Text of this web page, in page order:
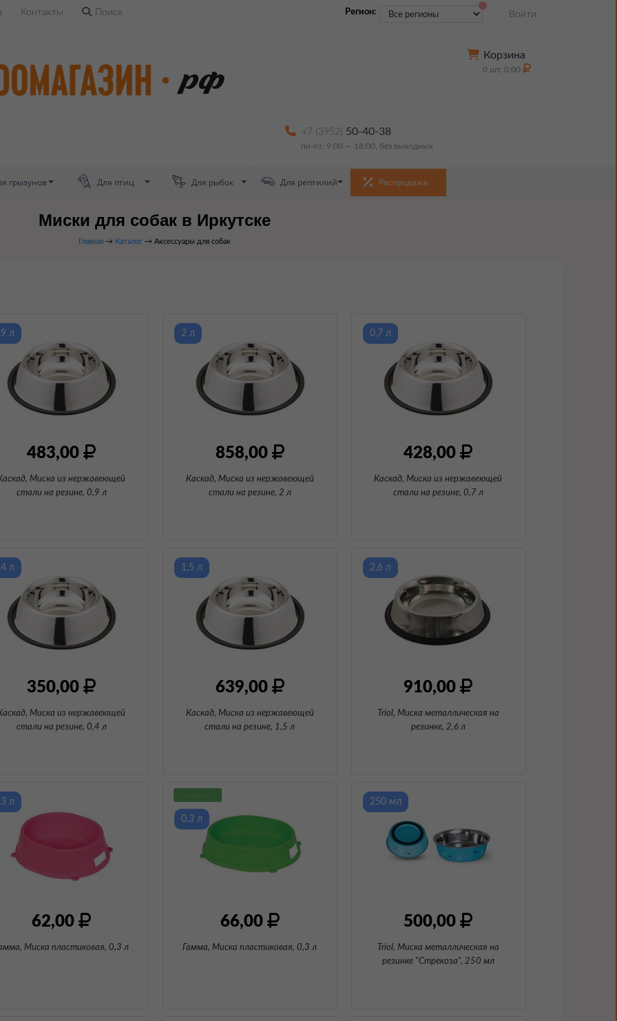
Контакты Поиск Регион: Войти
Корзина
0 шт, 0,00
+7 (3952) 50-40-38
пн-пт: 9:00 — 18:00, без выходных
грызунов Для птиц Для рыбок Для рептилий Распродажа
Миски для собак в Иркутске
Главная→ Каталог→ Аксессуары для собак
483,00
л
Миска из нержавеющей
стали на резине, 0,9 л
858,00
2 л
Каскад, Миска из нержавеющей
стали на резине, 2 л
428,00
0,7 л
Каскад, Миска из нержавеющей
стали на резине, 0,7 л
350,00
л
Миска из нержавеющей
стали на резине, 0,4 л
639,00
1,5 л
Каскад, Миска из нержавеющей
стали на резине, 1,5 л
910,00
2,6 л
Triol, Миска металлическая на
резинке, 2,6 л
62,00
л
Миска пластиковая, 0,3 л
66,00
0,3 л
Гамма, Миска пластиковая, 0,3 л
500,00
250 мл
Triol, Миска металлическая на
резинке "Стрекоза", 250 мл